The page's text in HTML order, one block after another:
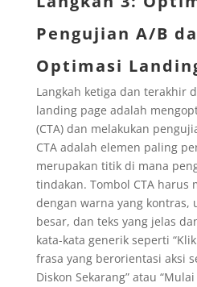
Pengujian A/B
Optimasi
Langkah ketiga dan terakhir
landing page adalah
(CTA) dan melakukan
CTA adalah elemen paling
merupakan titik di mana
tindakan. Tombol CTA harus
dengan warna yang kontras,
besar, dan teks yang jelas
kata-kata generik seperti
frasa yang berorientasi aksi
Diskon Sekarang” atau